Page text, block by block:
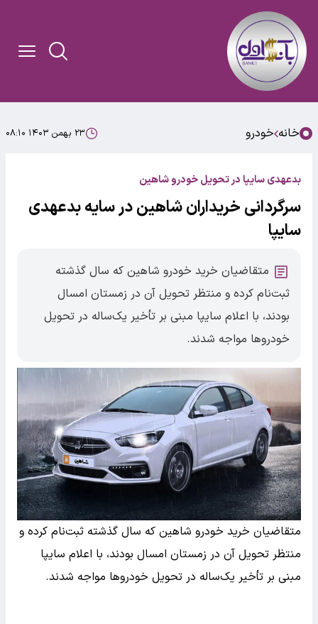
خانه خودرو ۲۳ بهمن ۱۴۰۳ ۰۸:۱۰
بدعهدی سایپا در تحویل خودرو شاهین
سرگردانی خریداران شاهین در سایه بدعهدی
سایپا
متقاضیان خرید خودرو شاهین که سال گذشته
ثبت‌نام کرده و منتظر تحویل آن در زمستان امسال
بودند، با اعلام سایپا مبنی بر تأخیر یک‌ساله در تحویل
خودروها مواجه شدند.
متقاضیان خرید خودرو شاهین که سال گذشته ثبت‌نام کرده و
منتظر تحویل آن در زمستان امسال بودند، با اعلام سایپا
مبنی بر تأخیر یک‌ساله در تحویل خودروها مواجه شدند.